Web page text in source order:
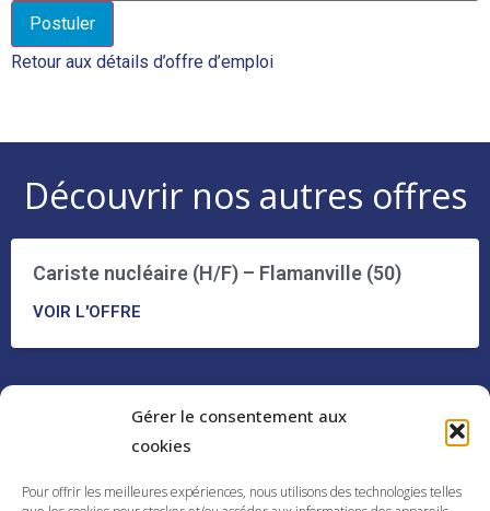
Gérer le consentement aux
cookies
Pour offrir les meilleures expériences, nous utilisons des technologies telles
Retour aux détails d’offre d’emploi
Découvrir nos autres offres
Cariste nucléaire (H/F) – Flamanville (50)
VOIR L'OFFRE